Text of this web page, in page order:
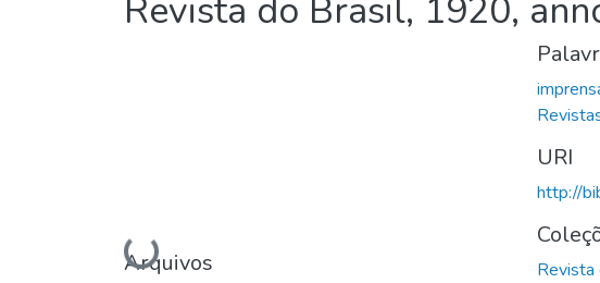
Revista do Brasil, 1920,
Carregando...
Arquivos
URI
http://
Revista